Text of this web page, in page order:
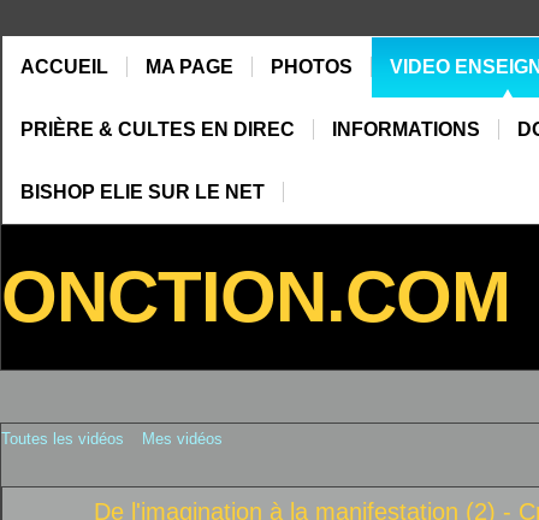
ACCUEIL MA PAGE PHOTOS VIDEO
PRIÈRE & CULTES EN DIREC INFORMATIONS
BISHOP ELIE SUR LE NET
ONCTION.COM
Toutes les vidéos Mes vidéos
De l'imagination à la manifestation (2) -